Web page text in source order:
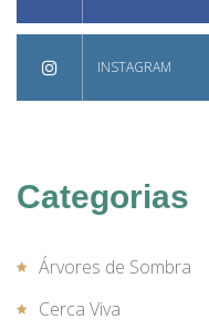
INSTAGRAM
Categorias
Árvores de Sombra
Cerca Viva